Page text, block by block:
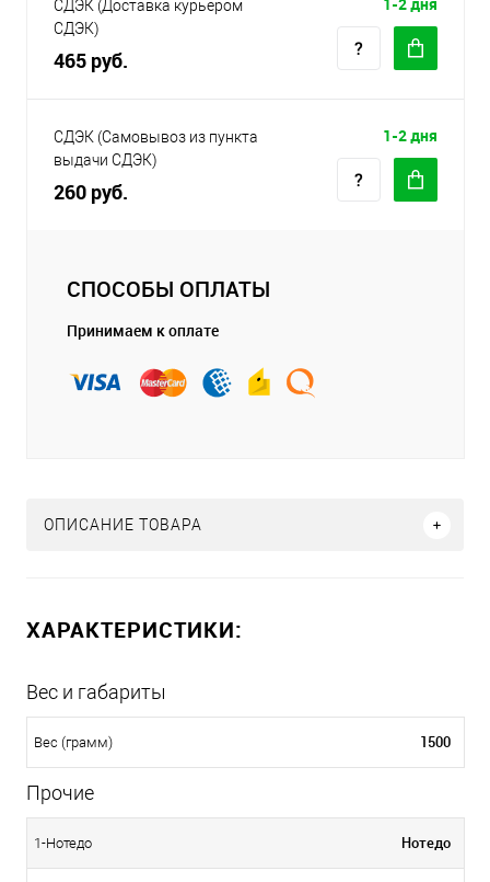
СДЭК (Доставка курьером
СДЭК)
465 руб.
1-2 дня
СДЭК (Самовывоз из пункта
выдачи СДЭК)
260 руб.
1-2 дня
СПОСОБЫ ОПЛАТЫ
Принимаем к оплате
ОПИСАНИЕ ТОВАРА
ХАРАКТЕРИСТИКИ:
Вес и габариты
Вес (грамм) 1500
Прочие
1-Нотедо Нотедо